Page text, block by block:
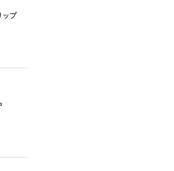
ップ